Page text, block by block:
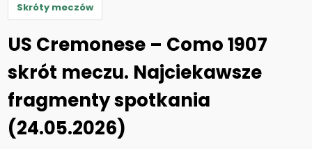
Skróty meczów
US Cremonese – Como 1907
skrót meczu. Najciekawsze
fragmenty spotkania
(24.05.2026)